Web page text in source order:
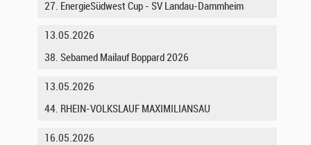
27. EnergieSüdwest Cup - SV Landau-Dammheim
13.05.2026
38. Sebamed Mailauf Boppard 2026
13.05.2026
44. RHEIN-VOLKSLAUF MAXIMILIANSAU
16.05.2026